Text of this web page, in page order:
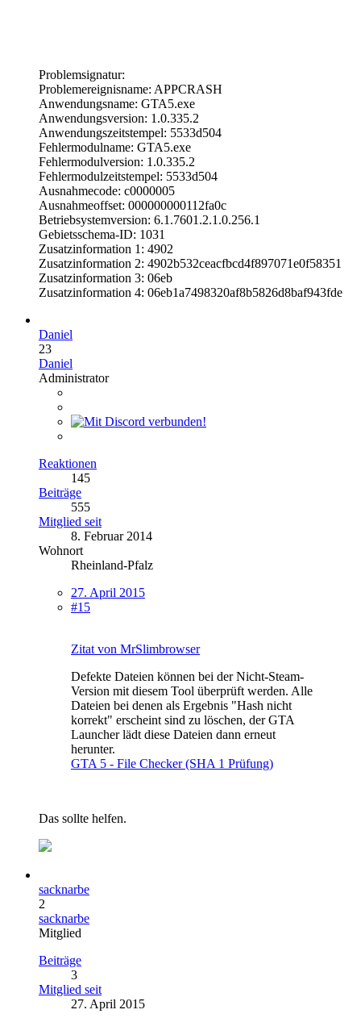
Problemsignatur:
Problemereignisname: APPCRASH
Anwendungsname: GTA5.exe
Anwendungsversion: 1.0.335.2
Anwendungszeitstempel: 5533d504
Fehlermodulname: GTA5.exe
Fehlermodulversion: 1.0.335.2
Fehlermodulzeitstempel: 5533d504
Ausnahmecode: c0000005
Ausnahmeoffset: 000000000112fa0c
Betriebsystemversion: 6.1.7601.2.1.0.256.1
Gebietsschema-ID: 1031
Zusatzinformation 1: 4902
Zusatzinformation 2: 4902b532ceacfbcd4f897071e0f58351
Zusatzinformation 3: 06eb
Zusatzinformation 4: 06eb1a7498320af8b5826d8baf943fde
Daniel
23
Daniel
Administrator
Reaktionen
145
Beiträge
555
Mitglied seit
8. Februar 2014
Wohnort
Rheinland-Pfalz
27. April 2015
#15
Zitat von MrSlimbrowser
Defekte Dateien können bei der Nicht-Steam-
Version mit diesem Tool überprüft werden. Alle
Dateien bei denen als Ergebnis "Hash nicht
korrekt" erscheint sind zu löschen, der GTA
Launcher lädt diese Dateien dann erneut
herunter.
GTA 5 - File Checker (SHA 1 Prüfung)
Das sollte helfen.
sacknarbe
2
sacknarbe
Mitglied
Beiträge
3
Mitglied seit
27. April 2015